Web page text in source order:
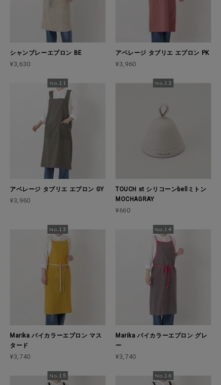
シャンブレーエプロン BE
¥3,630
アベレージ タブリエ エプロン PK
¥3,960
アベレージ タブリエ エプロン GY
¥3,960
TOUCH st シリコーンbellミトン
MOCHAGRAY
¥660
Marika バイカラーエプロン マス
タード
¥3,740
Marika バイカラーエプロン グレ
ー
¥3,740